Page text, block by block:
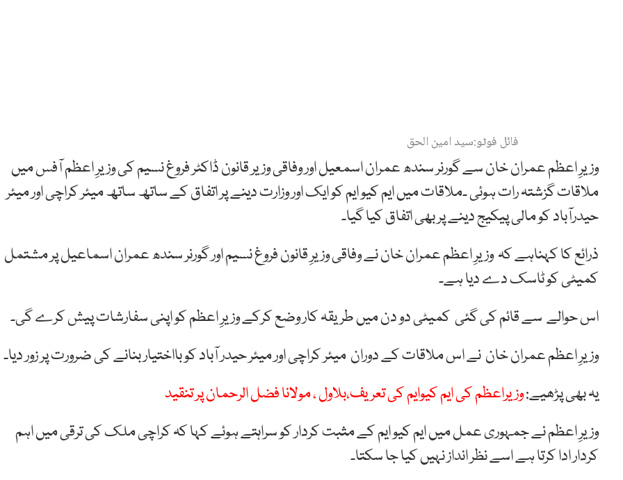
فائل فوٹو:سید امین الحق
وزیرِ اعظم عمران خان سے گورنر سندھ عمران اسمعیل اور وفاقی وزیر قانون ڈاکٹر فروغ نسیم کی وزیرِ اعظم آفس میں
ملاقات گزشتہ رات ہوئی ۔ملاقات میں ایم کیو ایم کو ایک اور وزارت دینے پر اتفاق کے ساتھ ساتھ میئر کراچی اور میئر
حیدرآباد کو مالی پیکیج دینے پر بھی اتفاق کیا گیا۔
ذرائع کا کہناہے کہ وزیرِ اعظم عمران خان نے وفاقی وزیرِ قانون فروغ نسیم اور گورنر سندھ عمران اسماعیل پر مشتمل
کمیٹی کو ٹاسک دے دیا ہے۔
اس حوالے سے قائم کی گئی کمیٹی دو دن میں طریقہ کار وضع کرکے وزیرِ اعظم کو اپنی سفارشات پیش کرے گی۔
وزیرِ اعظم عمران خان نے اس ملاقات کے دوران میئر کراچی اور میئر حیدر آباد کو بااختیار بنانے کی ضرورت پر زور دیا۔
یہ بھی پڑھیے:وزیراعظم کی ایم کیوایم کی تعریف،بلاول ، مولانا فضل الرحمان پر تنقید
وزیرِ اعظم نے جمہوری عمل میں ایم کیو ایم کے مثبت کردار کو سراہتے ہوئے کہا کہ کراچی ملک کی ترقی میں اہم
کردار ادا کرتا ہے اسے نظر انداز نہیں کیا جا سکتا۔